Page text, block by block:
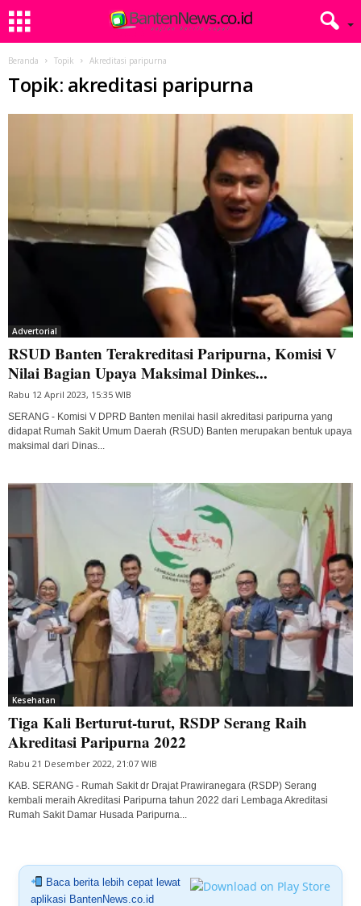
Beranda Topik Akreditasi paripurna
Topik: akreditasi paripurna
Advertorial
RSUD Banten Terakreditasi Paripurna, Komisi V
Nilai Bagian Upaya Maksimal Dinkes...
Rabu 12 April 2023, 15:35 WIB
SERANG - Komisi V DPRD Banten menilai hasil akreditasi paripurna yang
didapat Rumah Sakit Umum Daerah (RSUD) Banten merupakan bentuk upaya
maksimal dari Dinas...
Kesehatan
Tiga Kali Berturut-turut, RSDP Serang Raih
Akreditasi Paripurna 2022
Rabu 21 Desember 2022, 21:07 WIB
KAB. SERANG - Rumah Sakit dr Drajat Prawiranegara (RSDP) Serang
kembali meraih Akreditasi Paripurna tahun 2022 dari Lembaga Akreditasi
Rumah Sakit Damar Husada Paripurna...
Baca berita lebih cepat lewat
aplikasi BantenNews.co.id